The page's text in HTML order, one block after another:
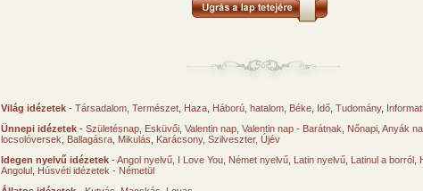
Világ idézetek - Társadalom Természet Haza Háború, hatalom Béke Idő Tudomány,
Ünnepi idézetek - Születésnap Esküvői Valentin nap Valentin nap - Barátnak Nőnapi Anyák
locsolóversek
Ballagásra Mikulás Karácsony, Szilveszter, Újév
Idegen nyelvű idézetek -Angol nyelvű I Love You Német nyelvű Latin nyelvű Latinul a borról
Angolul Húsvéti idézetek - Németül